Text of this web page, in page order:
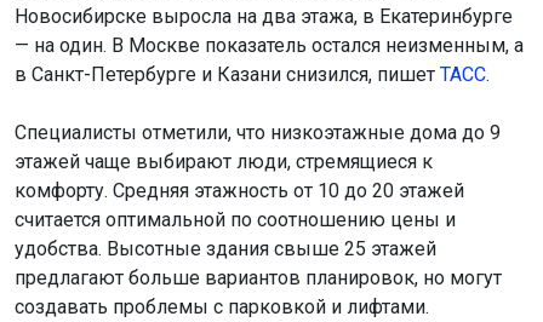
Новосибирске выросла на два этажа, в Екатеринбурге
— на один. В Москве показатель остался неизменным, а
в Санкт-Петербурге и Казани снизился, пишет ТАСС.
Специалисты отметили, что низкоэтажные дома до 9
этажей чаще выбирают люди, стремящиеся к
комфорту. Средняя этажность от 10 до 20 этажей
считается оптимальной по соотношению цены и
удобства. Высотные здания свыше 25 этажей
предлагают больше вариантов планировок, но могут
создавать проблемы с парковкой и лифтами.